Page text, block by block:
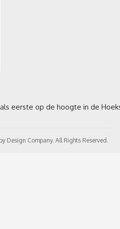
Design Company. All Rights Reserved.